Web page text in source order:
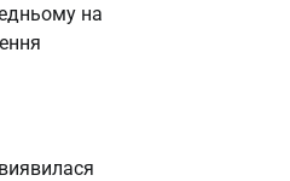
на